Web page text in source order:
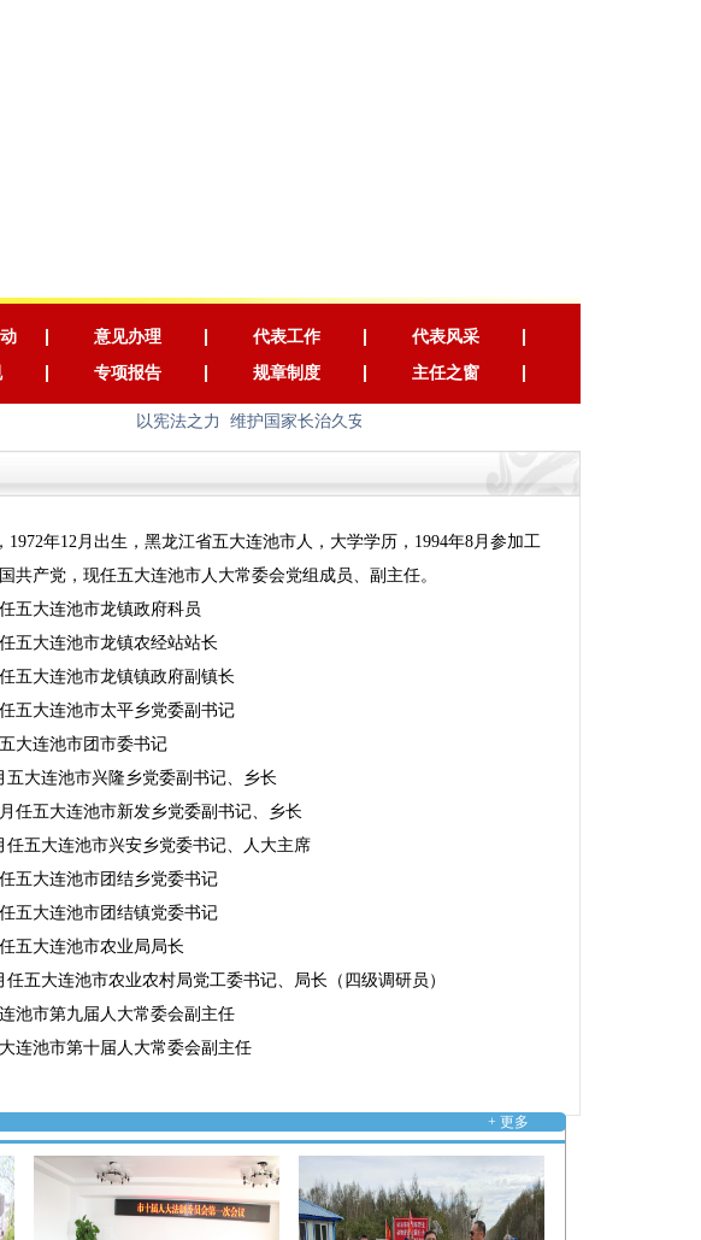
意见办理 代表工作
代表风采
专项报告 规章制度 主任之窗
以宪法之力 维护国家长治久安 以宪法之光 照耀人民幸福安康
1972年12月出生，黑龙江省五大连池市人，大学学历，1994年8月参加工
共产党，现任五大连池市人大常委会党组成员、副主任。
五大连池市龙镇政府科员
五大连池市龙镇农经站站长
五大连池市龙镇镇政府副镇长
五大连池市太平乡党委副书记
大连池市团市委书记
五大连池市兴隆乡党委副书记、乡长
任五大连池市新发乡党委副书记、乡长
任五大连池市兴安乡党委书记、人大主席
五大连池市团结乡党委书记
五大连池市团结镇党委书记
五大连池市农业局局长
任五大连池市农业农村局党工委书记、局长（四级调研员）
池市第九届人大常委会副主任
连池市第十届人大常委会副主任
+ 更多